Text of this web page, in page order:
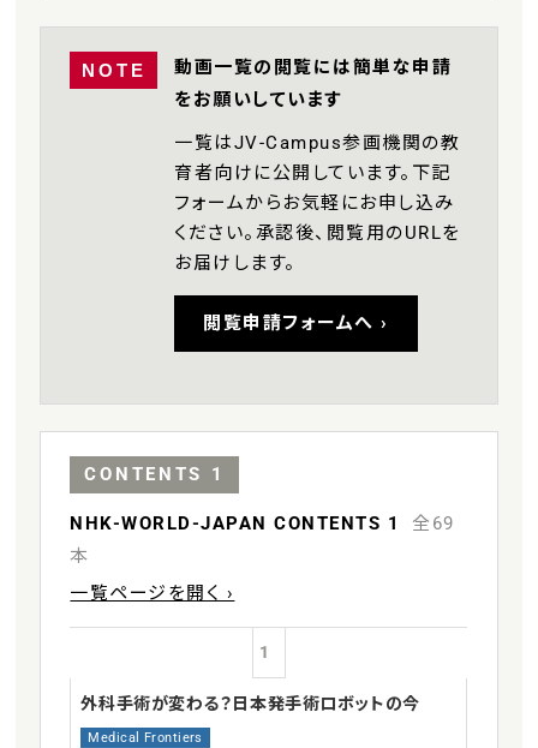
NOTE
動画一覧の閲覧には簡単な申請
をお願いしています
一覧はJV-Campus参画機関の教
育者向けに公開しています。下記
フォームからお気軽にお申し込み
ください。承認後、閲覧用のURLを
お届けします。
閲覧申請フォームへ ›
CONTENTS 1
NHK-WORLD-JAPAN CONTENTS 1
全69
本
一覧ページを開く ›
1
外科手術が変わる？日本発手術ロボットの今
Medical Frontiers